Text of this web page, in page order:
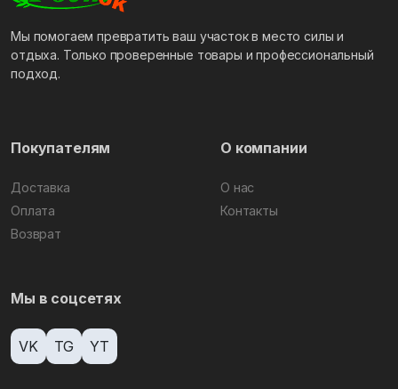
Мы помогаем превратить ваш участок в место силы и
отдыха. Только проверенные товары и профессиональный
подход.
Покупателям
Доставка
Оплата
Возврат
О компании
О нас
Контакты
Мы в соцсетях
VK TG YT